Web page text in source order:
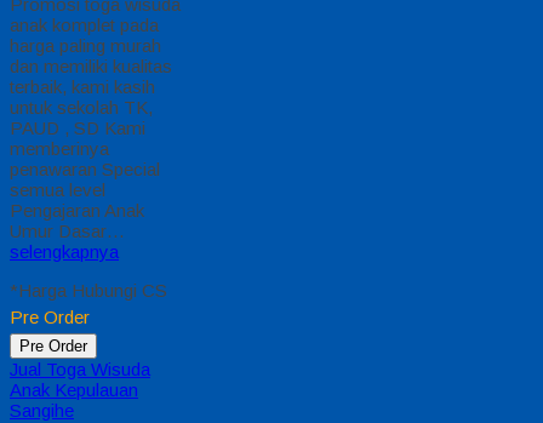
Promosi toga wisuda
anak komplet pada
harga paling murah
dan memiliki kualitas
terbaik, kami kasih
untuk sekolah TK,
PAUD , SD Kami
memberinya
penawaran Special
semua level
Pengajaran Anak
Umur Dasar…
selengkapnya
*Harga Hubungi CS
Pre Order
Pre Order
Jual Toga Wisuda
Anak Kepulauan
Sangihe